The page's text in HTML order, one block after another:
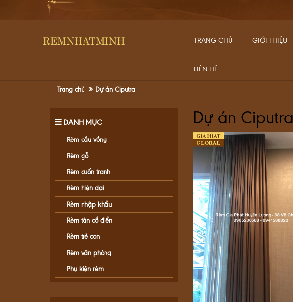
TRANG CHỦ GIỚI THIỆU
LIÊN HỆ
Trang chủ Dự án Ciputra
Dự án Ciputra
DANH MỤC
Rèm cầu vồng
Rèm gỗ
Rèm cuốn tranh
Rèm hiện đại
Rèm nhập khẩu
Rèm tân cổ điển
Rèm trẻ con
Rèm văn phòng
Phụ kiện rèm